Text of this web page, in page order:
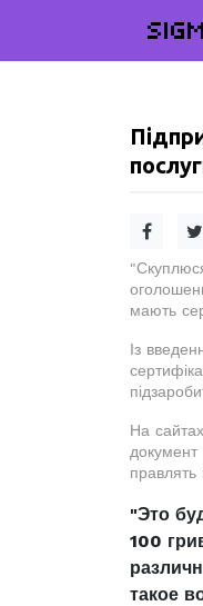
мають
Із
На
правлять
"Это
100
такое